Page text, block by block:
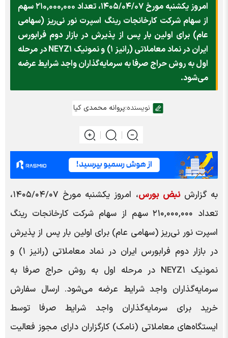
امروز یکشنبه مورخ ۱۴۰۵/۰۴/۰۷، تعداد ۲۱۰,۰۰۰,۰۰۰ سهم
از سهام شرکت کارخانجات رینگ اسپرت نور نی‌ریز (سهامی
عام) برای اولین بار پس از پذیرش در بازار دوم فرابورس
ایران در نماد معاملاتی (رانیز ۱) و نمونیک NEYZ۱ در مرحله
اول به روش حراج صرفا به سرمایه‌گذاران واجد شرایط عرضه
می‌شود.
نویسنده:پروانه محمدی کیا
به گزارشنبض بورس
، امروز یکشنبه مورخ ۱۴۰۵/۰۴/۰۷،
تعداد ۲۱۰,۰۰۰,۰۰۰ سهم از سهام شرکت کارخانجات رینگ
اسپرت نور نی‌ریز (سهامی عام) برای اولین بار پس از پذیرش
در بازار دوم فرابورس ایران در نماد معاملاتی (رانیز ۱) و
نمونیک NEYZ۱ در مرحله اول به روش حراج صرفا به
سرمایه‌گذاران واجد شرایط عرضه می‌شود. ارسال سفارش
خرید برای سرمایه‌گذاران واجد شرایط صرفا توسط
ایستگاه‌های معاملاتی (نامک) کارگزاران دارای مجوز فعالیت